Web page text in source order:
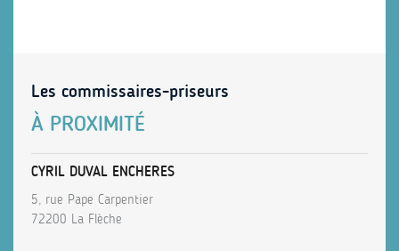
Les commissaires-priseurs
À PROXIMITÉ
CYRIL DUVAL ENCHERES
5, rue Pape Carpentier
72200 La Flèche